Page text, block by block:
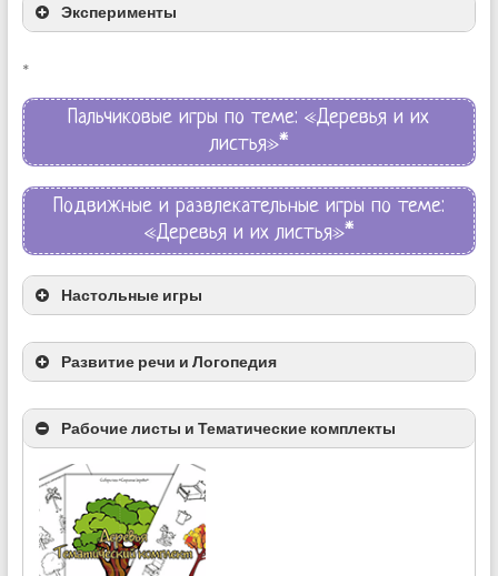
Печенье “Весенние листья”
Эксперименты
Простой эксперимент: почему листья меняют
цвет?
Эксперименты с листьями
Ощутим текстуру листа
*
Пальчиковые игры по теме: «Деревья и их
листья»*
Подвижные и развлекательные игры по теме:
«Деревья и их листья»*
Настольные игры
Развивающая игра – ЛОТО* «Растения»
Игры по ознакомлению детей 3-5 лет с
деревьями и кустарниками
Игра мемори-раскраска
Развитие речи и Логопедия
Рабочие листы и Тематические комплекты